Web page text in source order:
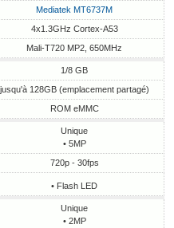
Mediatek MT6737M
4x1.3GHz Cortex-A53
Mali-T720 MP2, 650MHz
1/8 GB
jusqu'à 128GB (emplacement partagé)
ROM eMMC
Unique
• 5MP
720p - 30fps
• Flash LED
Unique
• 2MP